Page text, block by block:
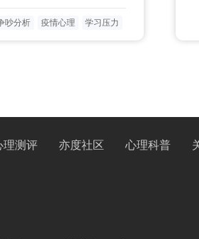
吵分析 疫情心理 学习压力
理测评 亦度社区 心理科普